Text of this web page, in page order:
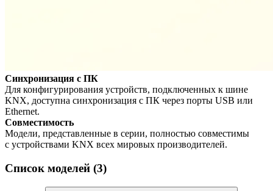
Синхронизация с ПК
Для конфигурирования устройств, подключенных к шине
KNX, доступна синхронизация с ПК через порты USB или
Ethernet.
Совместимость
Модели, представленные в серии, полностью совместимы
с устройствами KNX всех мировых производителей.
Список моделей (3)